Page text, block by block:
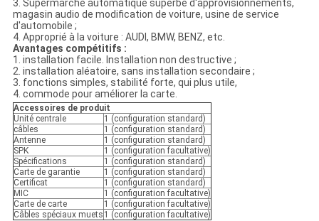
3. Supermarché automatique superbe d'approvisionnements,
magasin audio de modification de voiture, usine de service
d'automobile ;
4. Approprié à la voiture : AUDI, BMW, BENZ, etc.
Avantages compétitifs :
1. installation facile. Installation non destructive ;
2. installation aléatoire, sans installation secondaire ;
3. fonctions simples, stabilité forte, qui plus utile,
4. commode pour améliorer la carte.
Accessoires de produit
Unité centrale
1 (configuration standard)
câbles
1 (configuration standard)
Antenne
1 (configuration standard)
SPK
1 (configuration facultative)
Spécifications
1 (configuration standard)
Carte de garantie
1 (configuration standard)
Certificat
1 (configuration standard)
MIC
1 (configuration facultative)
Carte de carte
1 (configuration facultative)
Câbles spéciaux muets 1 (configuration facultative)